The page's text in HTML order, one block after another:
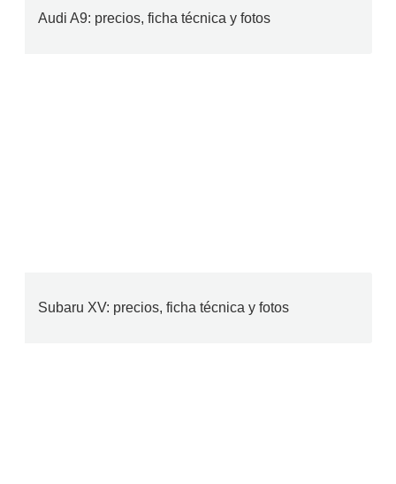
Audi A9: precios, ficha técnica y fotos
Subaru XV: precios, ficha técnica y fotos